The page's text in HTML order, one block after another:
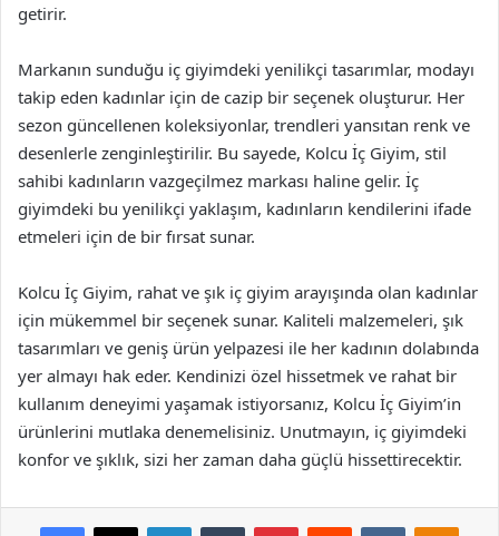
getirir.
Markanın sunduğu iç giyimdeki yenilikçi tasarımlar, modayı
takip eden kadınlar için de cazip bir seçenek oluşturur. Her
sezon güncellenen koleksiyonlar, trendleri yansıtan renk ve
desenlerle zenginleştirilir. Bu sayede, Kolcu İç Giyim, stil
sahibi kadınların vazgeçilmez markası haline gelir. İç
giyimdeki bu yenilikçi yaklaşım, kadınların kendilerini ifade
etmeleri için de bir fırsat sunar.
Kolcu İç Giyim, rahat ve şık iç giyim arayışında olan kadınlar
için mükemmel bir seçenek sunar. Kaliteli malzemeleri, şık
tasarımları ve geniş ürün yelpazesi ile her kadının dolabında
yer almayı hak eder. Kendinizi özel hissetmek ve rahat bir
kullanım deneyimi yaşamak istiyorsanız, Kolcu İç Giyim’in
ürünlerini mutlaka denemelisiniz. Unutmayın, iç giyimdeki
konfor ve şıklık, sizi her zaman daha güçlü hissettirecektir.
Facebook
X LinkedInTumblr PinterestReddit VKontakte